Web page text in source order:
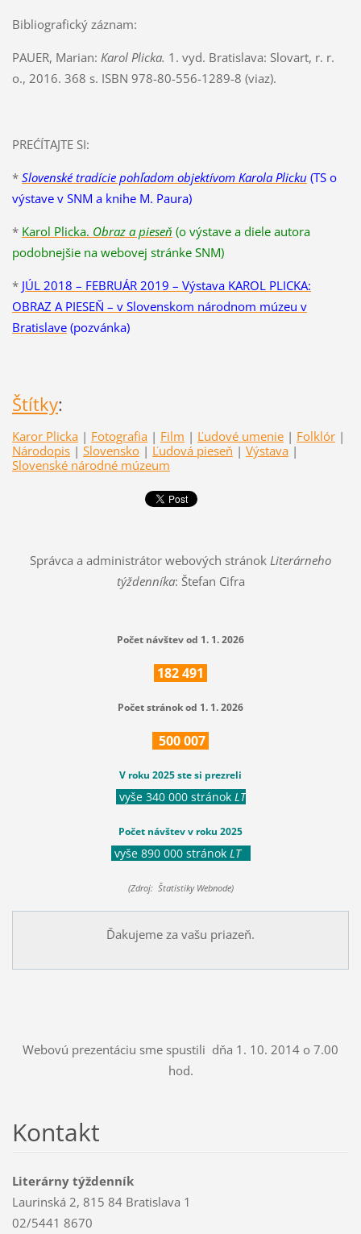
Bibliografický záznam:
PAUER, Marian: Karol Plicka. 1. vyd. Bratislava: Slovart, r. r.
o., 2016. 368 s. ISBN 978-80-556-1289-8 (viaz).
PREĆÍTAJTE SI:
* Slovenské tradície pohľadom objektívom Karola Plicku (TS o
výstave v SNM a knihe M. Paura)
* Karol Plicka. Obraz a pieseň (o výstave a diele autora
podobnejšie na webovej stránke SNM)
* JÚL 2018 – FEBRUÁR 2019 – Výstava KAROL PLICKA:
OBRAZ A PIESEŇ – v Slovenskom národnom múzeu v
Bratislave(pozvánka)
Štítky:
Karor Plicka | Fotografia | Film | Ľudové umenie | Folklór |
Národopis | Slovensko | Ľudová pieseň | Výstava |
Slovenské národné múzeum
Správca a administrátor webových stránok Literárneho
týždenníka: Štefan Cifra
Počet návštev od 1. 1. 2026
182491
Počet stránok od 1. 1. 2026
500007
V roku 2025 ste si prezreli
vyše 340 000 stránok LT
Počet návštev v roku 2025
vyše 890 000 stránok LT
(Zdroj: Štatistiky Webnode)
Ďakujeme za vašu priazeň.
Webovú prezentáciu sme spustili dňa 1. 10. 2014 o 7.00
hod.
Kontakt
Literárny týždenník
Laurinská 2, 815 84 Bratislava 1
02/5441 8670